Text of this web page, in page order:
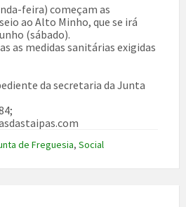
feira) começam as
ao Alto Minho, que se irá
(sábado).
as medidas sanitárias exigidas
da secretaria da Junta
de Freguesia, Social